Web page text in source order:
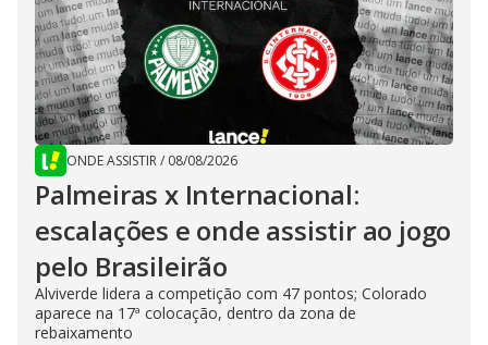
ONDE ASSISTIR/ 08/08/2026
Palmeiras x Internacional:
escalações e onde assistir ao jogo
pelo Brasileirão
Alviverde lidera a competição com 47 pontos; Colorado
aparece na 17ª colocação, dentro da zona de
rebaixamento